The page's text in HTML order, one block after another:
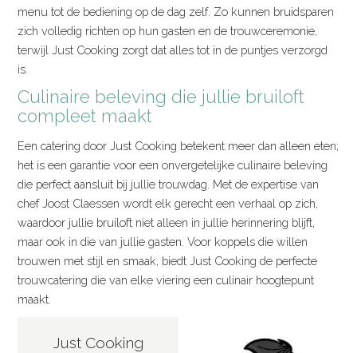
menu tot de bediening op de dag zelf. Zo kunnen bruidsparen
zich volledig richten op hun gasten en de trouwceremonie,
terwijl Just Cooking zorgt dat alles tot in de puntjes verzorgd
is.
Culinaire beleving die jullie bruiloft
compleet maakt
Een catering door Just Cooking betekent meer dan alleen eten;
het is een garantie voor een onvergetelijke culinaire beleving
die perfect aansluit bij jullie trouwdag. Met de expertise van
chef Joost Claessen wordt elk gerecht een verhaal op zich,
waardoor jullie bruiloft niet alleen in jullie herinnering blijft,
maar ook in die van jullie gasten. Voor koppels die willen
trouwen met stijl en smaak, biedt Just Cooking de perfecte
trouwcatering die van elke viering een culinair hoogtepunt
maakt.
Just Cooking